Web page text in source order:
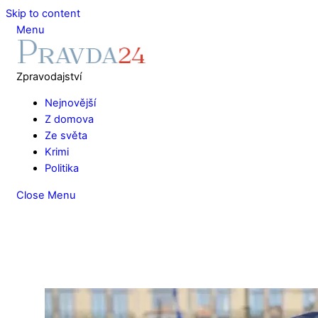
Skip to content
Menu
Zpravodajství
Nejnovější
Z domova
Ze světa
Krimi
Politika
Close Menu